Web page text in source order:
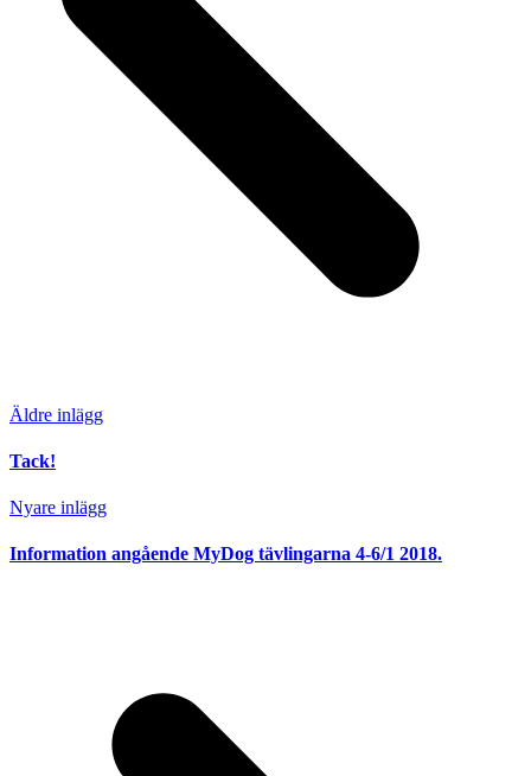
Äldre inlägg
Tack!
Nyare inlägg
Information angående MyDog tävlingarna 4-6/1 2018.